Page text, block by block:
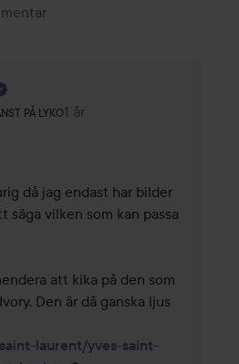
PÅ LYKO
roll: Kundtjänst på Lyko.
1 år
Kommentaren lades 1 år
då jag endast har bilder
säga vilken som kan passa
att kika på den som
Den är då ganska ljus
laurent/yves-saint-